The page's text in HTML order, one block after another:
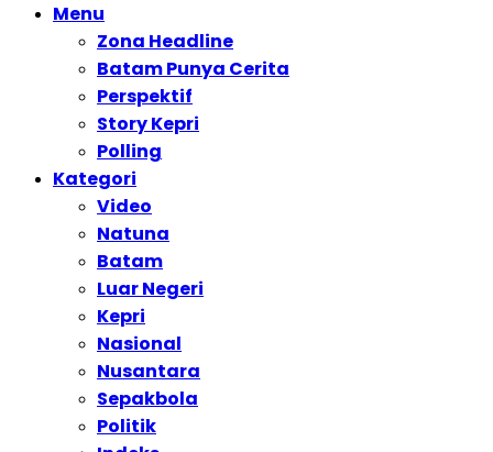
Menu
Zona Headline
Batam Punya Cerita
Perspektif
Story Kepri
Polling
Kategori
Video
Natuna
Batam
Luar Negeri
Kepri
Nasional
Nusantara
Sepakbola
Politik